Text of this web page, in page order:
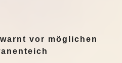
vor möglichen